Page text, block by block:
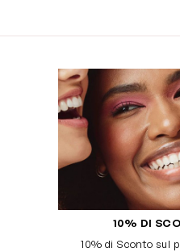
10% DI
10% di Sconto sul